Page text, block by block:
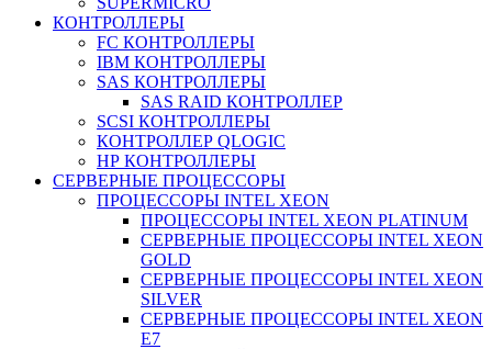
КОНТРОЛЛЕРЫ
FC КОНТРОЛЛЕРЫ
IBM КОНТРОЛЛЕРЫ
SAS КОНТРОЛЛЕРЫ
SAS RAID КОНТРОЛЛЕР
SCSI КОНТРОЛЛЕРЫ
КОНТРОЛЛЕР QLOGIC
НР КОНТРОЛЛЕРЫ
СЕРВЕРНЫЕ ПРОЦЕССОРЫ
ПРОЦЕССОРЫ INTEL XEON
ПРОЦЕССОРЫ INTEL XEON PLATINUM
СЕРВЕРНЫЕ ПРОЦЕССОРЫ INTEL XEON
GOLD
СЕРВЕРНЫЕ ПРОЦЕССОРЫ INTEL XEON
SILVER
СЕРВЕРНЫЕ ПРОЦЕССОРЫ INTEL XEON
Е7